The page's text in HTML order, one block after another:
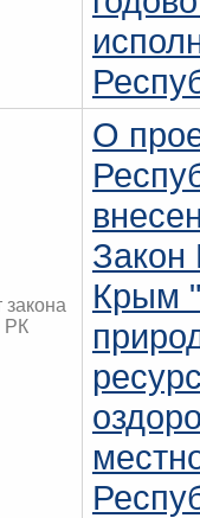
закона
РК
О
Закон
Крым